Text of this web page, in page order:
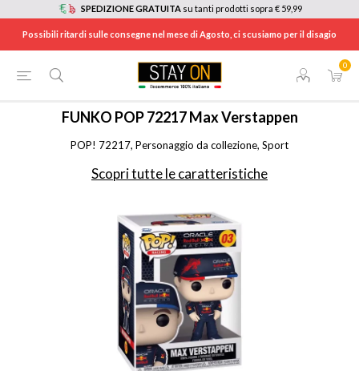
SPEDIZIONE GRATUITA su tanti prodotti sopra € 59,99
Possibili ritardi sulle consegne nel mese di Agosto, ci scusiamo per il disagio
0
/ GIOCATTOLI / ALTRI GIOCATTOLI
FUNKO POP 72217 Max Verstappen
POP! 72217, Personaggio da collezione, Sport
Scopri tutte le caratteristiche